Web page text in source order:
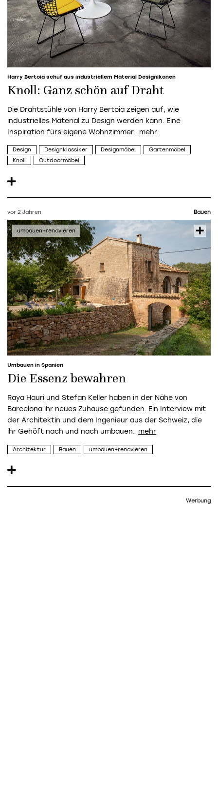
Harry Bertoia schuf aus industriellem Material Designikonen
Knoll: Ganz schön auf Draht
Die Drahtstühle von Harry Bertoia zeigen auf, wie
industrielles Material zu Design werden kann. Eine
Inspiration fürs eigene Wohnzimmer.
Design Designklassiker Designmöbel
Gartenmöbel
Knoll
Outdoormöbel
vor 2 Jahren Bauen
Umbauen in Spanien
Die Essenz bewahren
Raya Hauri und Stefan Keller haben in der Nähe von
Barcelona ihr neues Zuhause gefunden. Ein Interview mit
der Architektin und dem Ingenieur aus der Schweiz, die
ihr Gehöft nach und nach umbauen.
Architektur Bauen umbauen+renovieren
Werbung